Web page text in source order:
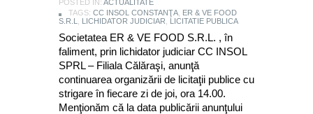
POSTED IN: ACTUALITATE
TAGS: CC INSOL CONSTANŢA ER & VE FOOD
S.R.L
LICHIDATOR JUDICIAR LICITATIE PUBLICA
Societatea ER & VE FOOD S.R.L. , în
faliment, prin lichidator judiciar CC INSOL
SPRL – Filiala Călăraşi, anunţă
continuarea organizării de licitaţii publice cu
strigare în fiecare zi de joi, ora 14.00.
Menţionăm că la data publicării anunţului